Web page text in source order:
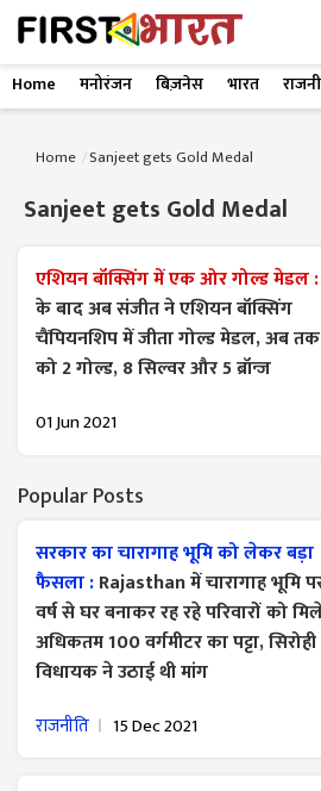
Home मनोरंजन बिज़नेस भारत
Home Sanjeet gets Gold Medal
Sanjeet gets Gold Medal
एशियन बॉक्सिंग में एक ओर गोल्ड मेडल :
के बाद अब संजीत ने एशियन बॉक्सिंग
चैंपियनशिप में जीता गोल्ड मेडल, अब
को 2 गोल्ड, 8 सिल्वर और 5 ब्रॉन्ज
01 Jun 2021
Popular Posts
सरकार का चारागाह भूमि को लेकर बड़ा
फैसला :Rajasthan में चारागाह भूमि
वर्ष से घर बनाकर रह रहे परिवारों को
अधिकतम 100 वर्गमीटर का पट्टा, सिरोही
विधायक ने उठाई थी मांग
राजनीति 15 Dec 2021